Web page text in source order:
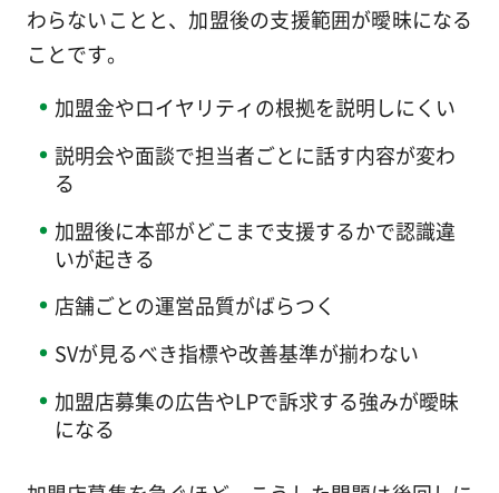
わらないことと、加盟後の支援範囲が曖昧になる
ことです。
加盟金やロイヤリティの根拠を説明しにくい
説明会や面談で担当者ごとに話す内容が変わ
る
加盟後に本部がどこまで支援するかで認識違
いが起きる
店舗ごとの運営品質がばらつく
SVが見るべき指標や改善基準が揃わない
加盟店募集の広告やLPで訴求する強みが曖昧
になる